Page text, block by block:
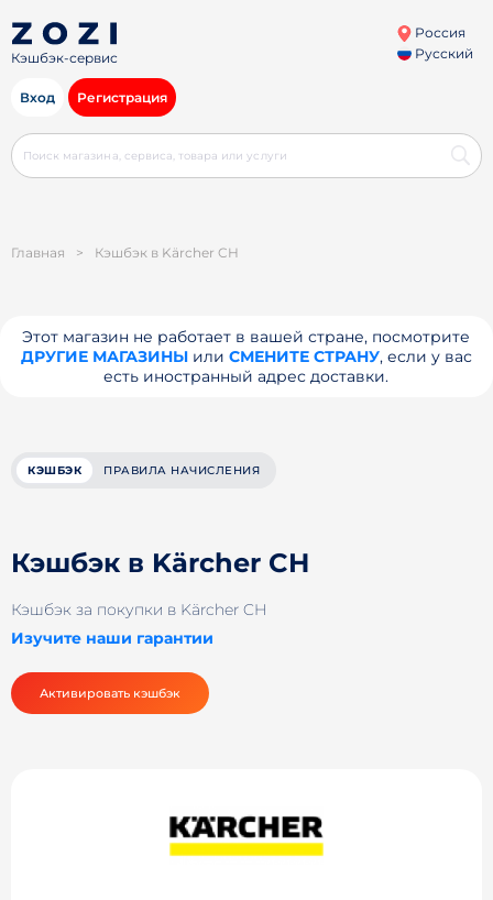
Кэшбэк-сервис
Россия
Русский
Вход Регистрация
Главная > Кэшбэк в Kärcher CH
Этот магазин не работает в вашей стране, посмотрите
ДРУГИЕ МАГАЗИНЫили СМЕНИТЕ СТРАНУ, если у вас
есть иностранный адрес доставки.
КЭШБЭК ПРАВИЛА НАЧИСЛЕНИЯ
Кэшбэк в Kärcher CH
Кэшбэк за покупки в Kärcher CH
Изучите наши гарантии
Активировать кэшбэк